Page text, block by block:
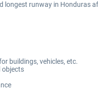
longest runway in Honduras
buildings, vehicles, etc.
objects